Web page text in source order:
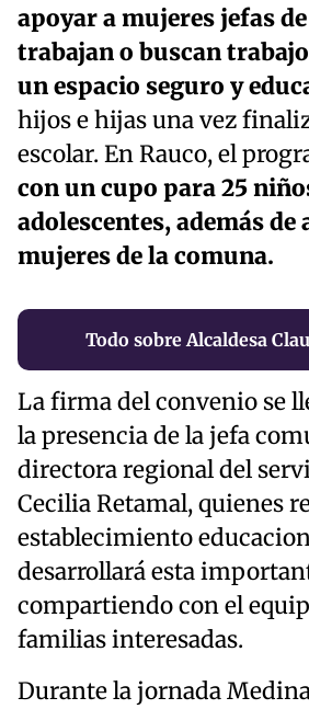
apoyar a mujeres jefas
trabajan o buscan
un espacio seguro y
hijos e hijas una vez
escolar. En Rauco, el
con un cupo para 25
adolescentes, además de
mujeres de la comuna.
Todo sobre Alcaldesa
La firma del convenio se
la presencia de la jefa
directora regional del
Cecilia Retamal, quienes
establecimiento
desarrollará esta
compartiendo con el
familias interesadas.
Durante la jornada